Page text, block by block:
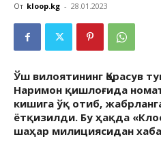
От kloop.kg - 28.01.2023
Ўш вилоятининг Қорасув
Наримон қишлоғида
кишига ўқ отиб,
ётқизилди. Бу ҳақда
шаҳар милициясидан